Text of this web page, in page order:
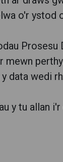
o'r ystod
Prosesu
mewn
data wedi
y tu allan